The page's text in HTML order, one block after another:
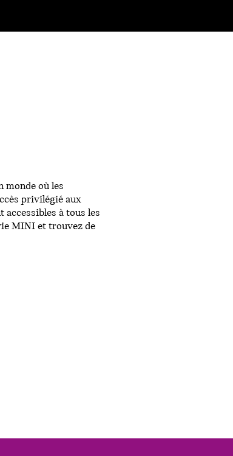
monde où les
privilégié aux
accessibles à tous les
MINI et trouvez de